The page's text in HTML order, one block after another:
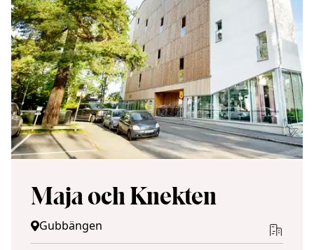
Maja och Knekten
Gubbängen